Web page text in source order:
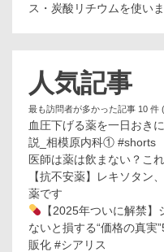
ス・炭酸リチウムを使い
人気記事
最も訪問者が多かった記事 10 件
血圧下げる薬を一日おき
説_相模原内科① #shorts
医師は薬は飲まない？こ
【抗不安薬】レキソタン
薬です
【2025年ついに解禁】
ないと損する“価格の真実
販化 #シアリス